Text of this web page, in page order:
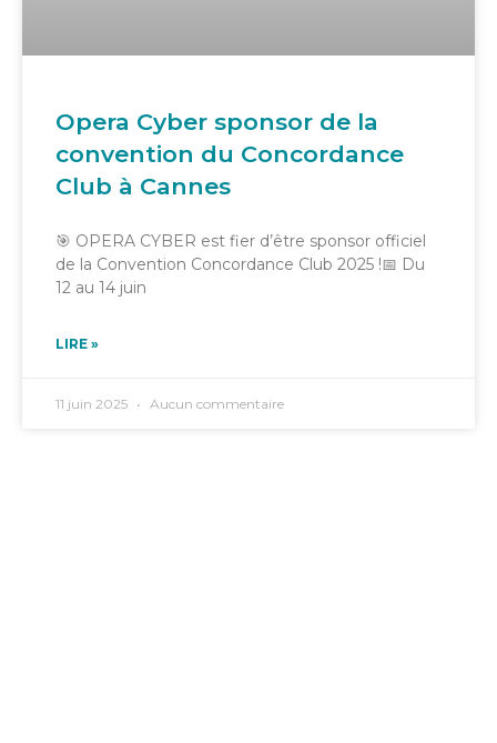
Opera Cyber sponsor de la
convention du Concordance
Club à Cannes
🎯 OPERA CYBER est fier d’être sponsor officiel
de la Convention Concordance Club 2025 !📅 Du
12 au 14 juin
LIRE »
11 juin 2025 Aucun commentaire